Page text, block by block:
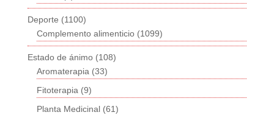
Deporte (1100)
Complemento alimenticio (1099)
Estado de ánimo (108)
Aromaterapia (33)
Fitoterapia (9)
Planta Medicinal (61)